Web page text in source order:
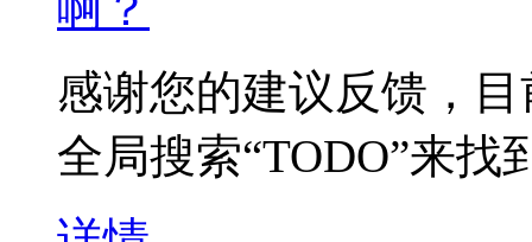
感谢您的建议反馈，
全局搜索“TODO”来找